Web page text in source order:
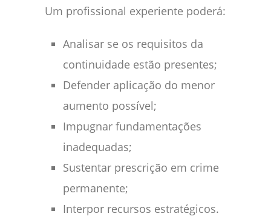
Um profissional experiente poderá:
Analisar se os requisitos da
continuidade estão presentes;
Defender aplicação do menor
aumento possível;
Impugnar fundamentações
inadequadas;
Sustentar prescrição em crime
permanente;
Interpor recursos estratégicos.